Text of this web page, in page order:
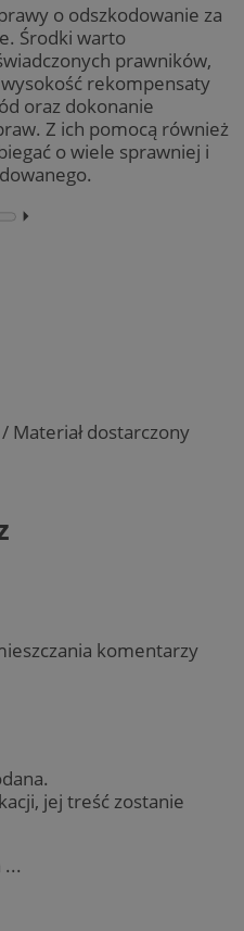
o odszkodowanie za
Środki warto
prawników,
rekompensaty
oraz dokonanie
Z ich pomocą również
o wiele sprawniej i
⏵︎
Materiał dostarczony
komentarzy
jej treść zostanie